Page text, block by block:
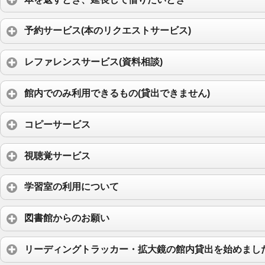
予約サービス(本のリクエストサービス)
レファレンスサービス(資料相談)
館内でのみ利用できるもの(貸出できません)
コピーサービス
視聴覚サービス
学習室の利用について
図書館からのお願い
リーディングトラッカー・拡大鏡の館内貸出を始めまし